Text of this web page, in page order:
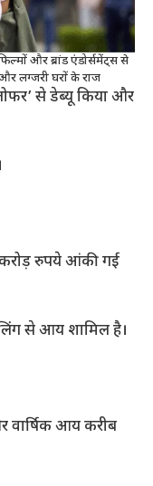
और ब्रांड एंडोर्समेंट्स से
लग्जरी घरों के राज
से डेब्यू किया और
रुपये आंकी गई
से आय शामिल है।
आय करीब